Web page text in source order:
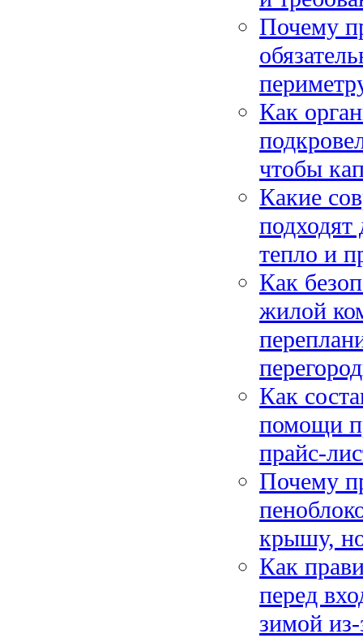
Почему
Как
чтобы
Какие
тепло и
Как
жилой
Как
помощи
прайс-
Почему
крышу,
Как
перед
зимой